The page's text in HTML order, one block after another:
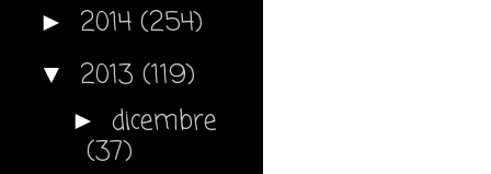
► 2014 (254)
▼ 2013 (119)
► dicembre
(37)